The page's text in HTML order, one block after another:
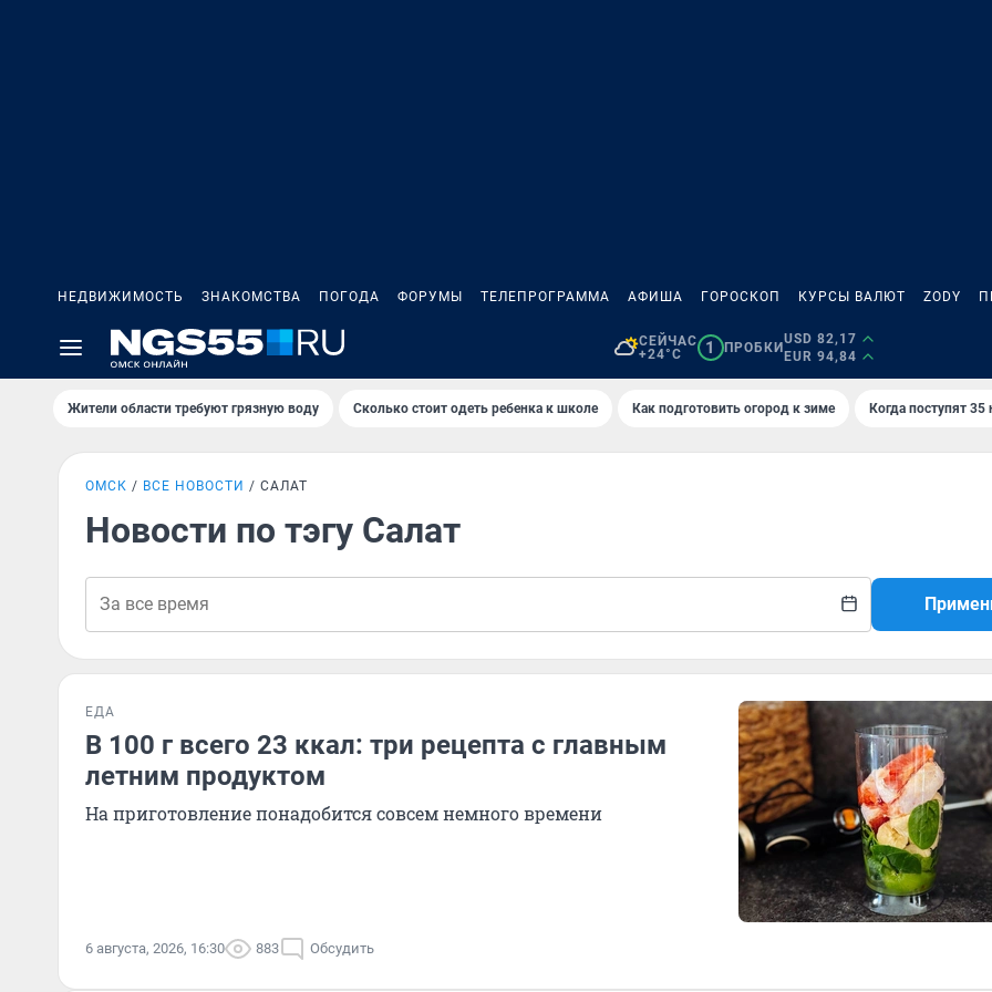
НЕДВИЖИМОСТЬ ЗНАКОМСТВА ПОГОДА ФОРУМЫ ТЕЛЕПРОГРАММА АФИША ГОРОСКОП КУРСЫ ВАЛЮТ ZODY
СЕЙЧАС
+24°C
1 ПРОБКИ
USD 82,17
EUR 94,84
Жители области требуют грязную воду Сколько стоит одеть ребенка к школе Как подготовить огород к зиме Когда поступят
ОМСК ВСЕ НОВОСТИ САЛАТ
Новости по тэгу Салат
ЕДА
В 100 г всего 23 ккал: три рецепта с главным
летним продуктом
На приготовление понадобится совсем немного времени
6 августа, 2026, 16:30 883 Обсудить